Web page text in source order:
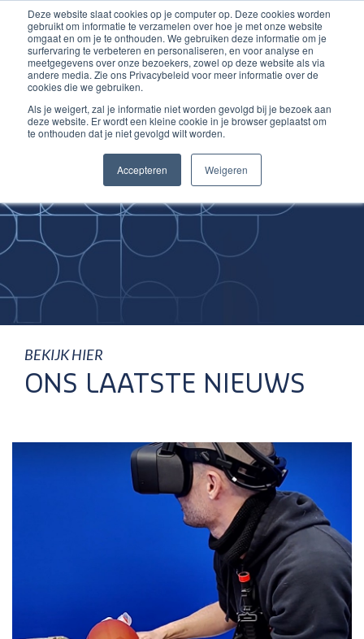
Deze website slaat cookies op je computer op. Deze cookies worden
gebruikt om informatie te verzamelen over hoe je met onze website
omgaat en om je te onthouden. We gebruiken deze informatie om je
surfervaring te verbeteren en personaliseren, en voor analyse en
meetgegevens over onze bezoekers, zowel op deze website als via
andere media. Zie ons Privacybeleid voor meer informatie over de
cookies die we gebruiken.
Als je weigert, zal je informatie niet worden gevolgd bij je bezoek aan
deze website. Er wordt een kleine cookie in je browser geplaatst om
te onthouden dat je niet gevolgd wilt worden.
Accepteren Weigeren
Inloggen account
Ga
naar
de
inhoud
Improving
Medical Skills
BEKIJK HIER
ONS LAATSTE NIEUWS